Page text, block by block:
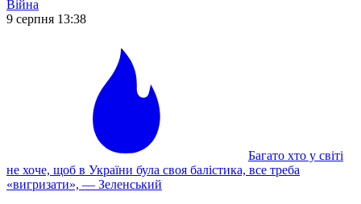
Війна
9 серпня 13:38
Багато хто у світі
не хоче, щоб в України була своя балістика, все треба
«вигризати», — Зеленський